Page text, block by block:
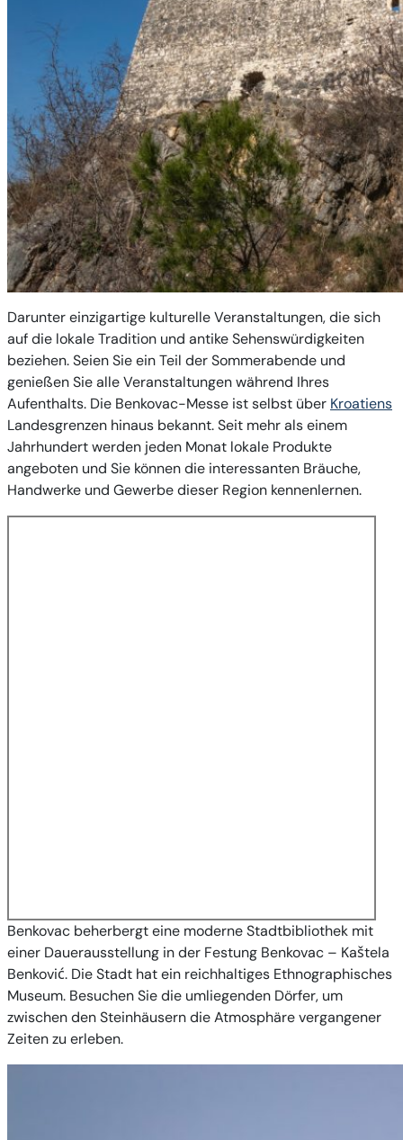
Darunter einzigartige kulturelle Veranstaltungen, die sich
auf die lokale Tradition und antike Sehenswürdigkeiten
beziehen. Seien Sie ein Teil der Sommerabende und
genießen Sie alle Veranstaltungen während Ihres
Aufenthalts. Die Benkovac-Messe ist selbst über Kroatiens
Landesgrenzen hinaus bekannt. Seit mehr als einem
Jahrhundert werden jeden Monat lokale Produkte
angeboten und Sie können die interessanten Bräuche,
Handwerke und Gewerbe dieser Region kennenlernen.
Benkovac beherbergt eine moderne Stadtbibliothek mit
einer Dauerausstellung in der Festung Benkovac – Kaštela
Benković. Die Stadt hat ein reichhaltiges Ethnographisches
Museum. Besuchen Sie die umliegenden Dörfer, um
zwischen den Steinhäusern die Atmosphäre vergangener
Zeiten zu erleben.